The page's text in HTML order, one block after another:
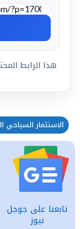
هذا الرابط
الاستثمار السياحي
تابعنا على جوجل
نيوز